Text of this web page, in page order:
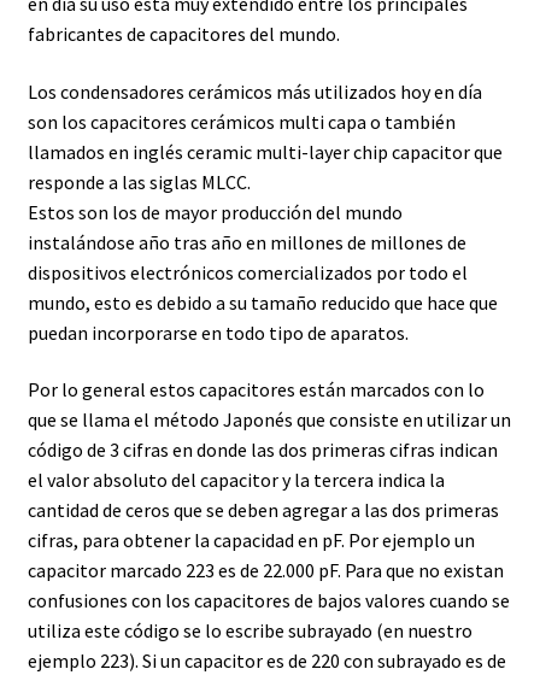
fabricantes de capacitores del mundo.
Los condensadores cerámicos más utilizados hoy en día
son los capacitores cerámicos multi capa o también
llamados en inglés ceramic multi-layer chip capacitor que
responde a las siglas MLCC.
Estos son los de mayor producción del mundo
instalándose año tras año en millones de millones de
dispositivos electrónicos comercializados por todo el
mundo, esto es debido a su tamaño reducido que hace que
puedan incorporarse en todo tipo de aparatos.
Por lo general estos capacitores están marcados con lo
que se llama el método Japonés que consiste en utilizar un
código de 3 cifras en donde las dos primeras cifras indican
el valor absoluto del capacitor y la tercera indica la
cantidad de ceros que se deben agregar a las dos primeras
cifras, para obtener la capacidad en pF. Por ejemplo un
capacitor marcado 223 es de 22.000 pF. Para que no existan
confusiones con los capacitores de bajos valores cuando se
utiliza este código se lo escribe subrayado (en nuestro
ejemplo 223). Si un capacitor es de 220 con subrayado es de